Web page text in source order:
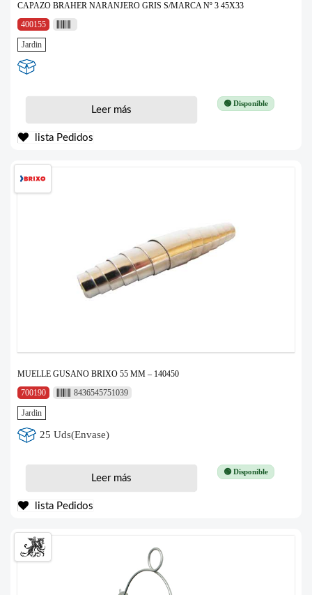
CAPAZO BRAHER NARANJERO GRIS S/MARCA Nº 3 45X33
400155
Jardin
🟢 Disponible
Leer más
lista Pedidos
MUELLE GUSANO BRIXO 55 MM – 140450
700190
8436545751039
Jardin
25 Uds(Envase)
🟢 Disponible
Leer más
lista Pedidos